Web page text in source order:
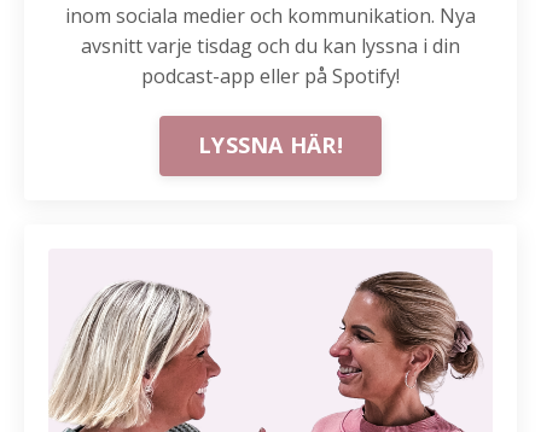
inom sociala medier och kommunikation. Nya
avsnitt varje tisdag och du kan lyssna i din
podcast-app eller på Spotify!
LYSSNA HÄR!